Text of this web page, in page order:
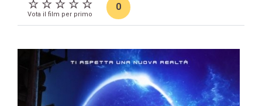
Vota il film per primo
0